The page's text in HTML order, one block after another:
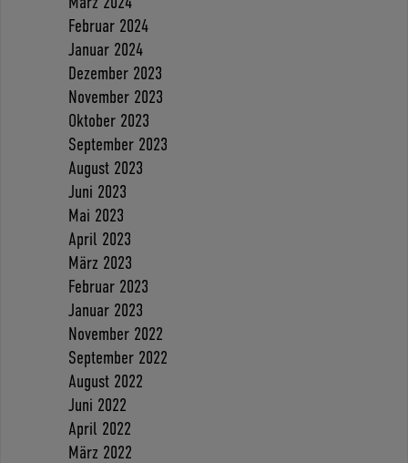
Februar 2024
Januar 2024
Dezember 2023
November 2023
Oktober 2023
September 2023
August 2023
Juni 2023
Mai 2023
April 2023
März 2023
Februar 2023
Januar 2023
November 2022
September 2022
August 2022
Juni 2022
April 2022
März 2022